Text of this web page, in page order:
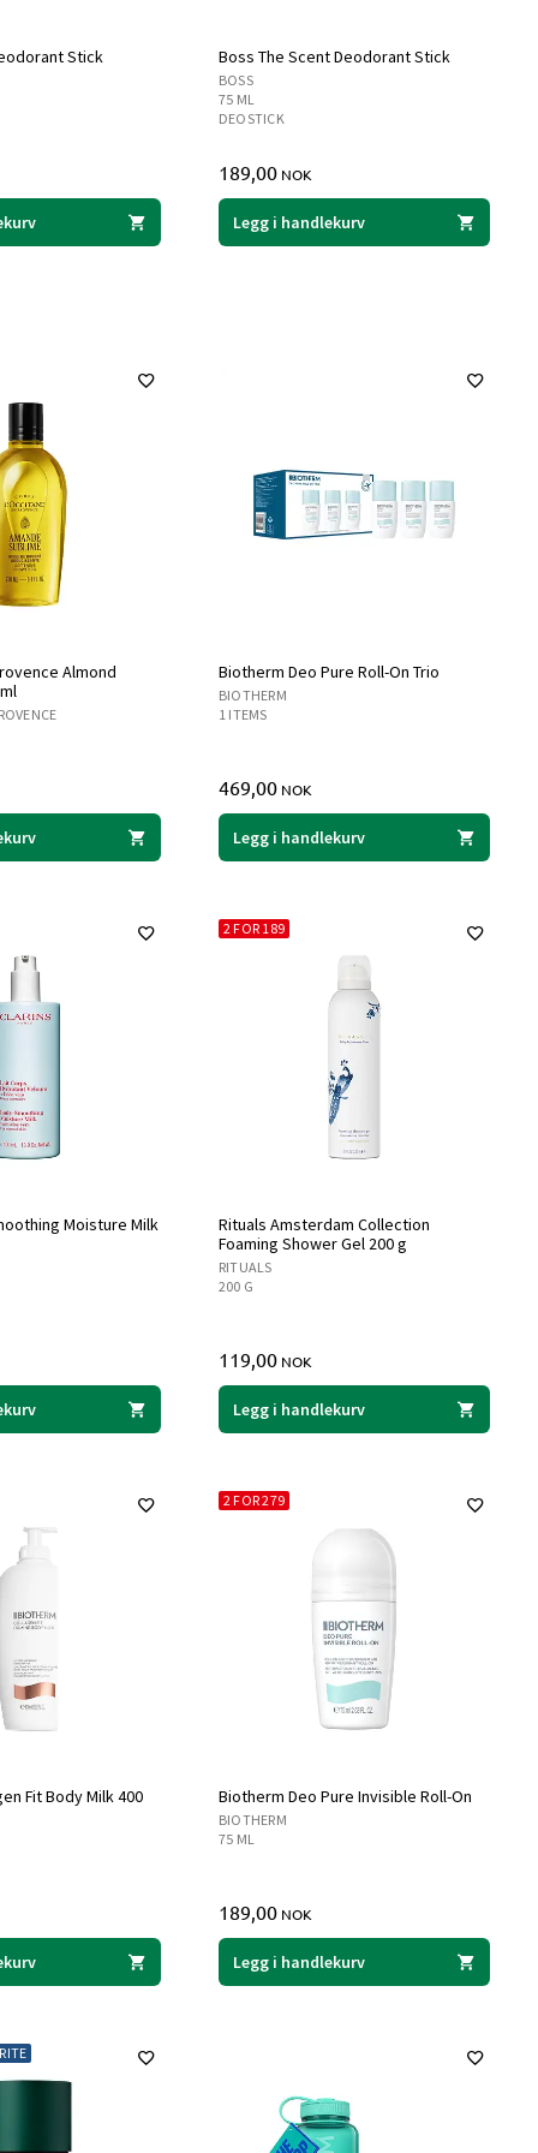
Stick Boss The Scent Deodorant Stick
BOSS
75 ML
DEOSTICK
189,00 NOK
Legg i handlekurv
Almond
Biotherm Deo Pure Roll-On Trio
BIOTHERM
1 ITEMS
469,00 NOK
Legg i handlekurv
Moisture Milk
Rituals Amsterdam Collection
Foaming Shower Gel 200 g
2 FOR 189
RITUALS
200 G
119,00 NOK
Legg i handlekurv
Fit Body Milk 400 Biotherm Deo Pure Invisible Roll-On
2 FOR 279
BIOTHERM
75 ML
189,00 NOK
Legg i handlekurv